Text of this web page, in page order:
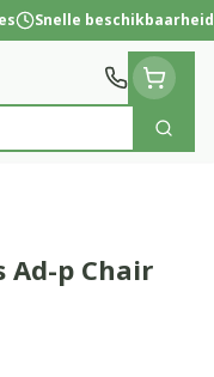
Snelle beschikbaarheid
Zoek
Ad-p Chair